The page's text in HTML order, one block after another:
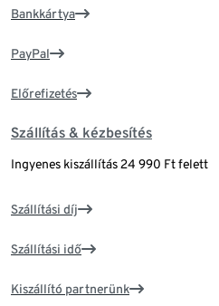
Bankkártya
PayPal
Előrefizetés
Szállítás & kézbesítés
Ingyenes kiszállítás 24 990 Ft felett
Szállítási díj
Szállítási idő
Kiszállító partnerünk